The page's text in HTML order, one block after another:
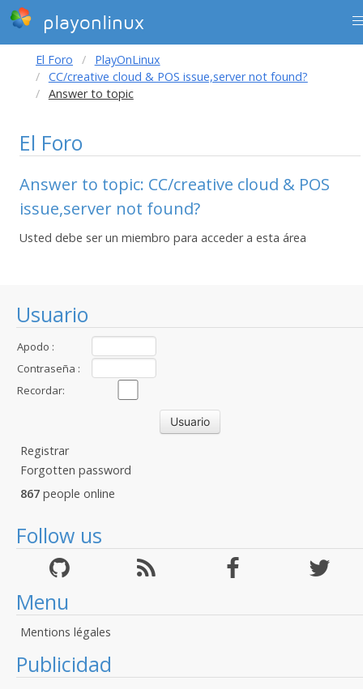
playonlinux
Usuario
Apodo :
Contraseña :
Recordar:
Registrar
Forgotten password
867 people online
Follow us
Menu
Mentions légales
Publicidad
El Foro
PlayOnLinux
CC/creative cloud & POS issue,server not found?
Answer to topic
El Foro
Answer to topic: CC/creative cloud & POS
issue,server not found?
Usted debe ser un miembro para acceder a esta área